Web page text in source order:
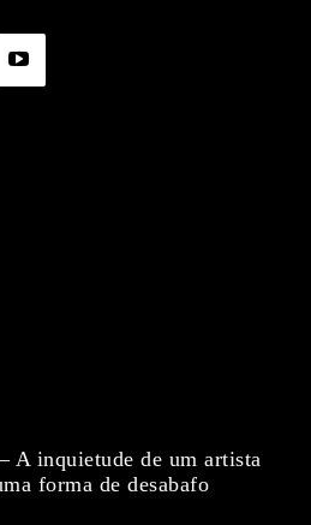
A inquietude de um artista
forma de desabafo